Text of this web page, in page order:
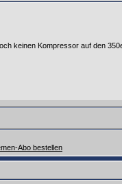
keinen Kompressor auf den
Abo bestellen